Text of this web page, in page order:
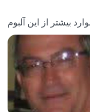
بیشتر از این آلبوم